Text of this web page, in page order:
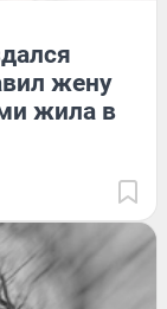
жену
жила в